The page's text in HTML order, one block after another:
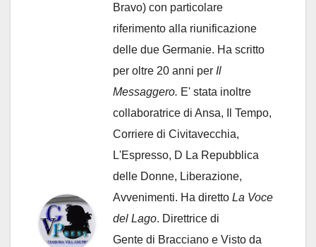
Bravo) con particolare
riferimento alla riunificazione
delle due Germanie. Ha scritto
per oltre 20 anni per Il
Messaggero. E' stata inoltre
collaboratrice di Ansa, Il Tempo,
Corriere di Civitavecchia,
L'Espresso, D La Repubblica
delle Donne, Liberazione,
Avvenimenti. Ha diretto La Voce
del Lago. Direttrice di
Gente di Bracciano e Visto da